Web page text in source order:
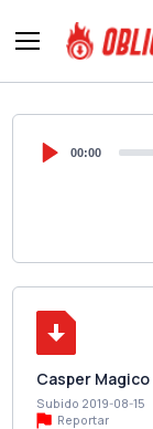
00:00
Casper
Subido 2019-08-15
Reportar